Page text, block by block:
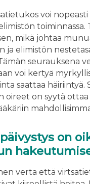
voi
toiminnassa.
mikä johtaa
ja elimistön
seurauksena
voi kertyä
saattaa häiriintyä.
oireet on syytä ottaa
on
verta että